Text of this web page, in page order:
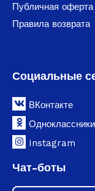
Публичная оферта
Правила возврата
Социальные
ВКонтакте
Одноклассники
Instagram
Чат-боты